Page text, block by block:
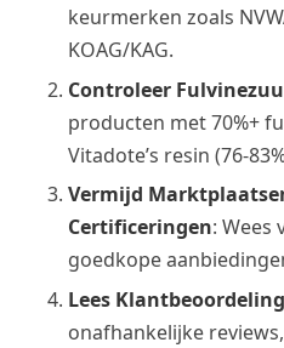
keurmerken zoals
KOAG/KAG.
Controleer
producten met 70%+
Vitadote’s resin (76-
Vermijd
Certificeringen: Wees
goedkope
Lees
onafhankelijke